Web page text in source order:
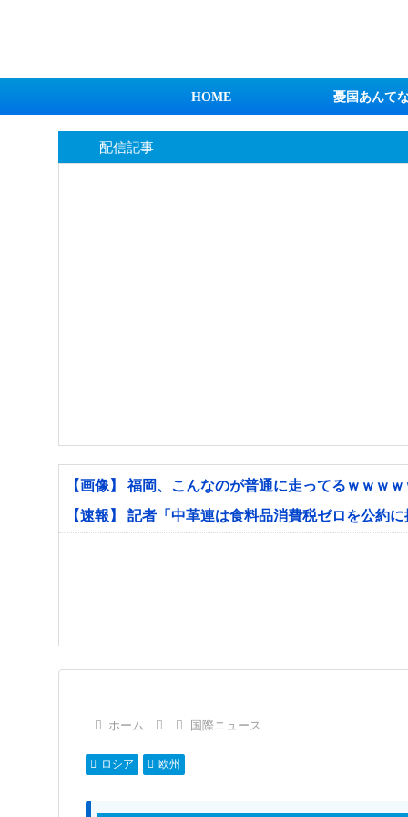
HOME 憂国あんて
配信記事
【画像】 福岡、こんなのが普通に走ってるｗｗｗ
【速報】 記者「中革連は食料品消費税ゼロを公約
ホーム 国際ニュース
ロシア 欧州